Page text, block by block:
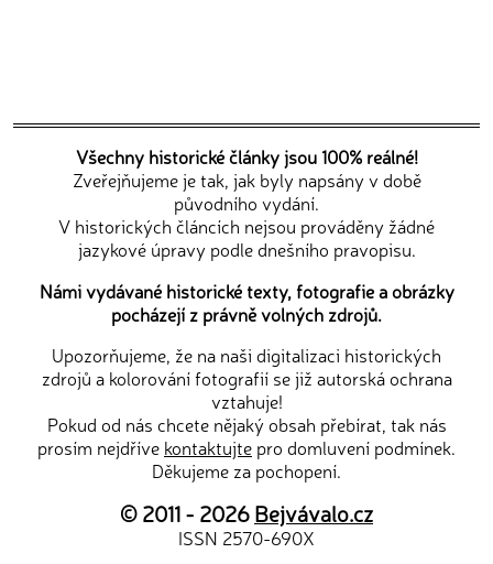
Všechny historické články jsou 100% reálné!
Zveřejňujeme je tak, jak byly napsány v době
původního vydání.
V historických článcích nejsou prováděny žádné
jazykové úpravy podle dnešního pravopisu.
Námi vydávané historické texty, fotografie a obrázky
pocházejí z právně volných zdrojů.
Upozorňujeme, že na naši digitalizaci historických
zdrojů a kolorování fotografií se již autorská ochrana
vztahuje!
Pokud od nás chcete nějaký obsah přebírat, tak nás
prosím nejdříve kontaktujte pro domluvení podmínek.
Děkujeme za pochopení.
© 2011 - 2026Bejvávalo.cz
ISSN 2570-690X